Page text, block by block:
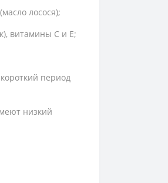
лосося);
витамины С и Е;
период
низкий